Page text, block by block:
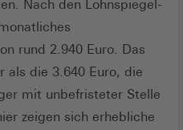
Nach den Lohnspiegel-
rund 2.940 Euro. Das
als die 3.640 Euro, die
mit unbefristeter Stelle
zeigen sich erhebliche